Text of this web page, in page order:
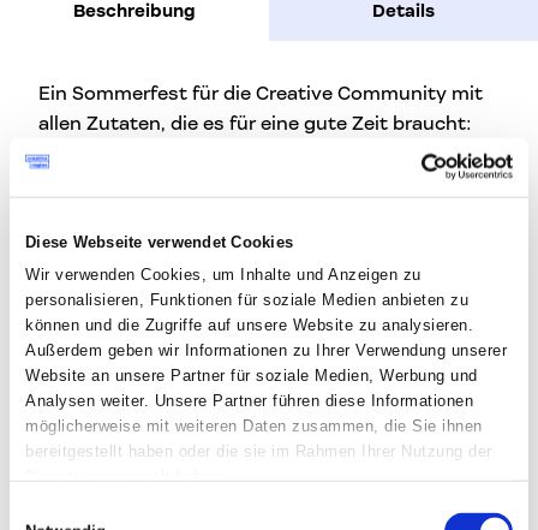
Diese Webseite verwendet Cookies
Wir verwenden Cookies, um Inhalte und Anzeigen zu
personalisieren, Funktionen für soziale Medien anbieten zu
können und die Zugriffe auf unsere Website zu analysieren.
Außerdem geben wir Informationen zu Ihrer Verwendung unserer
Website an unsere Partner für soziale Medien, Werbung und
Analysen weiter. Unsere Partner führen diese Informationen
möglicherweise mit weiteren Daten zusammen, die Sie ihnen
bereitgestellt haben oder die sie im Rahmen Ihrer Nutzung der
Beschreibung Details
Ein Sommerfest für die Creative Community mit
allen Zutaten, die es für eine gute Zeit braucht:
Bosna, kühle Drinks und die beste Gesellschaft.
Das Creative Region Team wirft sich für euch
hinter den Griller und fabriziert Bosna vom
was tut, nimm gern Family & Friends mit! Wir
sorgen für Aktivitäten für Kinder jedes Alters.
Freu dich auf laue Sommerstunden unter
schattigen Bäumen im Innenhof der Fabrik bei
entspannter Atmosphäre.
Es erwartet dich: